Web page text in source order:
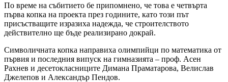
По време на събитието бе припомнено, че това е четвърта
първа копка на проекта през годините, като този път
присъстващите изразиха надежда, че строителството
действително ще бъде реализирано докрай.
Символичната копка направиха олимпийци по математика от
първия и последния випуск на гимназията – проф. Асен
Рахнев и десетокласниците Димана Праматарова, Велислав
Джелепов и Александър Пендов.